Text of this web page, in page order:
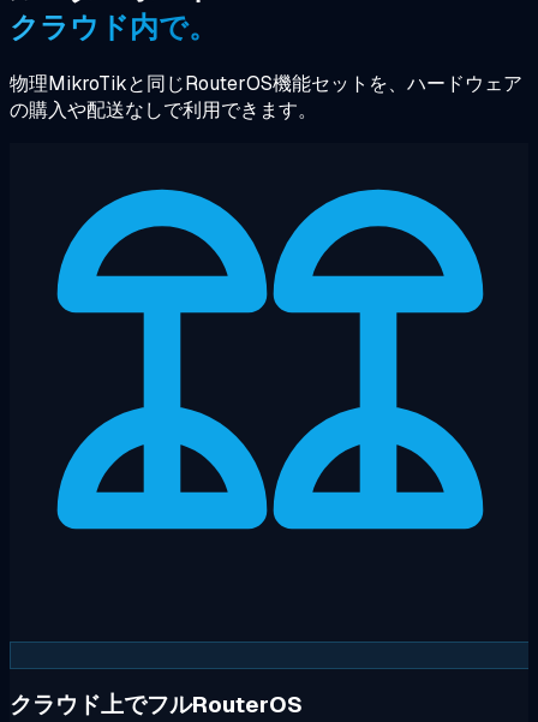
クラウド内で。
物理MikroTikと同じRouterOS機能セットを、ハードウェア
の購入や配送なしで利用できます。
クラウド上でフルRouterOS